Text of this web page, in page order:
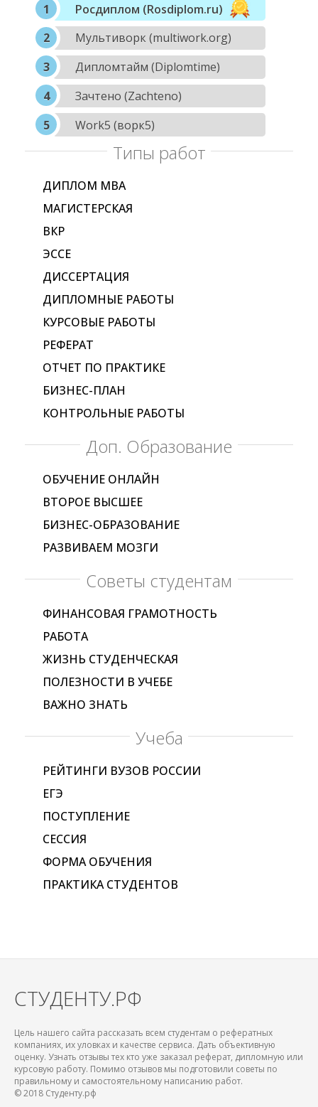
Росдиплом (Rosdiplom.ru)
Мультиворк (multiwork.org)
Дипломтайм (Diplomtime)
Зачтено (Zachteno)
Work5 (ворк5)
Типы работ
ДИПЛОМ МВА
МАГИСТЕРСКАЯ
ВКР
ЭССЕ
ДИССЕРТАЦИЯ
ДИПЛОМНЫЕ РАБОТЫ
КУРСОВЫЕ РАБОТЫ
РЕФЕРАТ
ОТЧЕТ ПО ПРАКТИКЕ
БИЗНЕС-ПЛАН
КОНТРОЛЬНЫЕ РАБОТЫ
Доп. Образование
ОБУЧЕНИЕ ОНЛАЙН
ВТОРОЕ ВЫСШЕЕ
БИЗНЕС-ОБРАЗОВАНИЕ
РАЗВИВАЕМ МОЗГИ
Советы студентам
ФИНАНСОВАЯ ГРАМОТНОСТЬ
РАБОТА
ЖИЗНЬ СТУДЕНЧЕСКАЯ
ПОЛЕЗНОСТИ В УЧЕБЕ
ВАЖНО ЗНАТЬ
Учеба
РЕЙТИНГИ ВУЗОВ РОССИИ
ЕГЭ
ПОСТУПЛЕНИЕ
СЕССИЯ
ФОРМА ОБУЧЕНИЯ
ПРАКТИКА СТУДЕНТОВ
СТУДЕНТУ.РФ
Цель нашего сайта рассказать всем студентам о рефератных
компаниях, их уловках и качестве сервиса. Дать объективную
оценку. Узнать отзывы тех кто уже заказал реферат, дипломную или
курсовую работу. Помимо отзывов мы подготовили советы по
правильному и самостоятельному написанию работ.
© 2018 Студенту.рф